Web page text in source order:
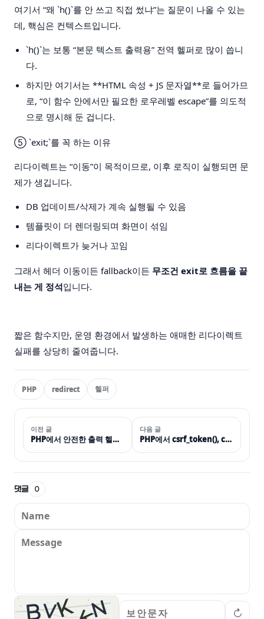
여기서 “왜 `h()`를 안 쓰고 직접 썼냐”는 질문이 나올 수 있는
데, 핵심은 컨텍스트입니다.
`h()`는 보통 “본문 텍스트 출력용” 전역 헬퍼로 많이 씁니
다.
하지만 여기서는 **HTML 속성 + JS 문자열**로 들어가므
로, “이 함수 안에서만 필요한 로우레벨 escape”를 의도적
으로 명시해 둔 겁니다.
⑤ `exit;`를 꼭 하는 이유
리다이렉트는 “이동”이 목적이므로, 이후 로직이 실행되면 문
제가 생깁니다.
DB 업데이트/삭제가 계속 실행될 수 있음
템플릿이 더 렌더링되며 화면이 섞임
리다이렉트가 늦거나 꼬임
그래서 헤더 이동이든 fallback이든 무조건 exit로 흐름을 끝
내는 게 정석입니다.
짧은 함수지만, 운영 환경에서 발생하는 애매한 리다이렉트
실패를 상당히 줄여줍니다.
PHP redirect 헬퍼
이전 글
PHP에서 안전한 출력 헬퍼 h()를 만드는 이유
다음 글
PHP에서 csrf_token(), csrf_check() 헬퍼를 만드는 이유(CSRF 토큰)
댓글 0
BVK N ↻